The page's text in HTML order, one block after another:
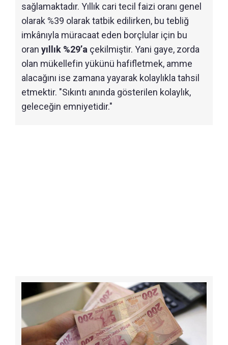
sağlamaktadır. Yıllık cari tecil faizi oranı genel
olarak %39 olarak tatbik edilirken, bu tebliğ
imkânıyla müracaat eden borçlular için bu
oran yıllık %29’a çekilmiştir. Yani gaye, zorda
olan mükellefin yükünü hafifletmek, amme
alacağını ise zamana yayarak kolaylıkla tahsil
etmektir. "Sıkıntı anında gösterilen kolaylık,
geleceğin emniyetidir."